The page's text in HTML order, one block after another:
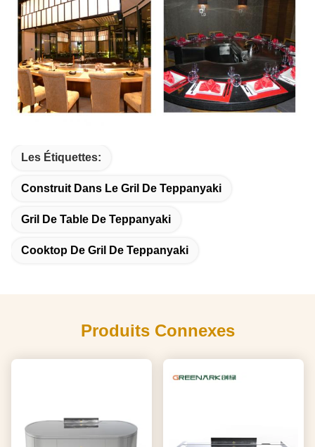
Les Étiquettes:
Construit Dans Le Gril De Teppanyaki
Gril De Table De Teppanyaki
Cooktop De Gril De Teppanyaki
Produits Connexes